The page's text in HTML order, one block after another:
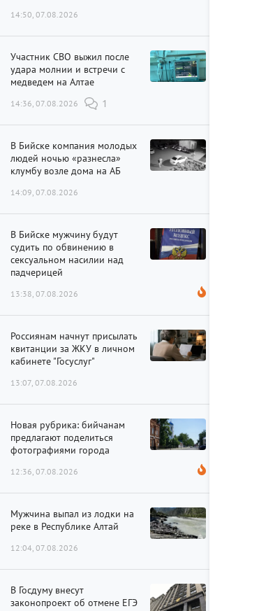
14:50, 07.08.2026
Участник СВО выжил после
удара молнии и встречи с
медведем на Алтае
14:36, 07.08.2026 1
В Бийске компания молодых
людей ночью «разнесла»
клумбу возле дома на АБ
14:09, 07.08.2026
В Бийске мужчину будут
судить по обвинению в
сексуальном насилии над
падчерицей
13:38, 07.08.2026
Россиянам начнут присылать
квитанции за ЖКУ в личном
кабинете "Госуслуг"
13:07, 07.08.2026
Новая рубрика: бийчанам
предлагают поделиться
фотографиями города
12:36, 07.08.2026
Мужчина выпал из лодки на
реке в Республике Алтай
12:04, 07.08.2026
В Госдуму внесут
законопроект об отмене ЕГЭ